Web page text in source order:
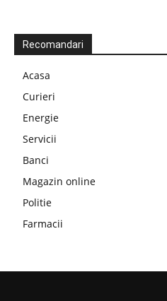
Recomandari
Acasa
Curieri
Energie
Servicii
Banci
Magazin online
Politie
Farmacii